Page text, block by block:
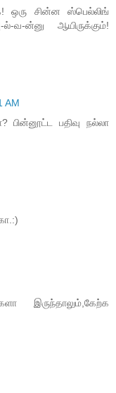
சின்ன ஸ்பெல்லிங்
வ-ன்னு ஆயிருக்கும்!
AM
பதிவு நல்லா